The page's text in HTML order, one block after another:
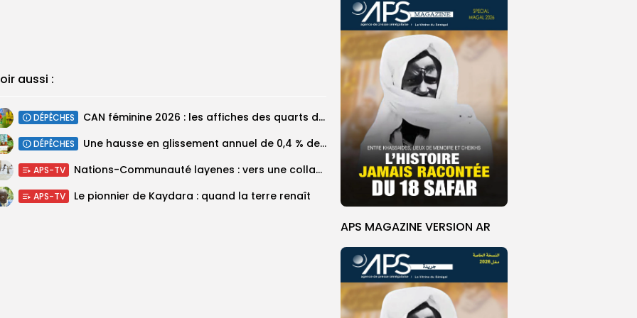
APS MAGAZINE VERSION AR
aussi :
DÉPÊCHES CAN féminine 2026 : les affiches des quarts de finale connues après...
DÉPÊCHES Une hausse en glissement annuel de 0,4 % des prix à la...
APS-TV Nations-Communauté layenes : vers une collaboration renforcée
APS-TV Le pionnier de Kaydara : quand la terre renaît